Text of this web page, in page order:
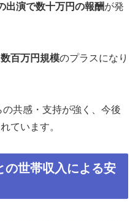
出演で数十万円の報酬が発
百万円規模のプラスになり
共感・支持が強く、今後
ています。
の世帯収入による安